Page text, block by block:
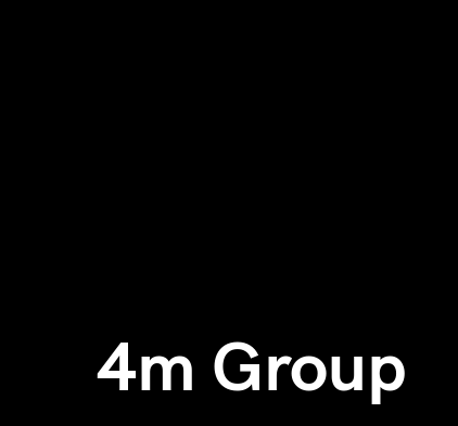
4m Group